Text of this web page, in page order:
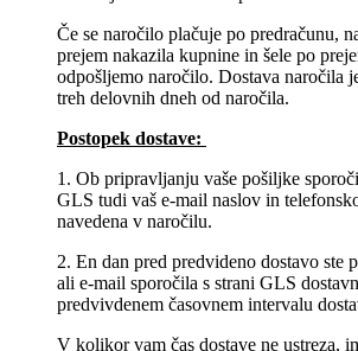
Če se naročilo plačuje po predračunu,
prejem nakazila kupnine in šele po
odpošljemo naročilo. Dostava naročila
treh delovnih dneh od naročila.
Postopek dostave:
1. Ob pripravljanju vaše pošiljke
GLS tudi vaš e-mail naslov in
navedena v naročilu.
2. En dan pred predvideno dostavo ste
ali e-mail sporočila s strani GLS
predvivdenem časovnem intervalu
V kolikor vam čas dostave ne ustreza,